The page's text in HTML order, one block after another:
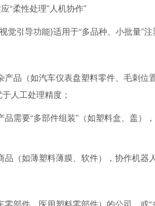
“柔性处理”人机协作”
觉引导功能)适用于“多品种、小批量”
产品（如汽车仪表盘塑料零件、毛刺位
人工处理精度；
品需要“多部件组装”（如塑料盒、盖
品（如薄塑料薄膜、软件），协作机器
部件、医用塑料零部件）的公司，或